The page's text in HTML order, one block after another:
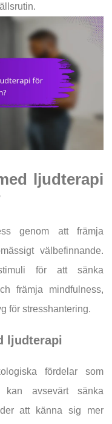
ljudterapi
genom att främja
välbefinnande.
för att sänka
främja mindfulness,
för stresshantering.
ljudterapi
fördelar som
kan avsevärt sänka
att känna sig mer